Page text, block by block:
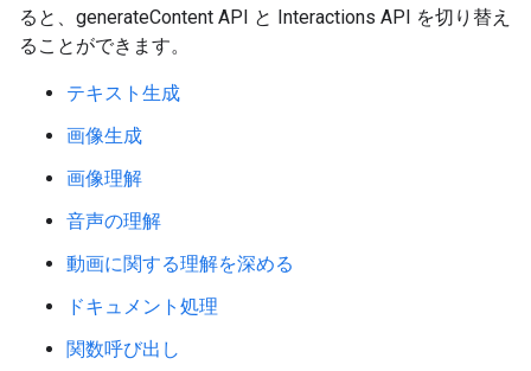
ると、generateContent API と Interactions API を切り替え
ることができます。
テキスト生成
画像生成
画像理解
音声の理解
動画に関する理解を深める
ドキュメント処理
関数呼び出し